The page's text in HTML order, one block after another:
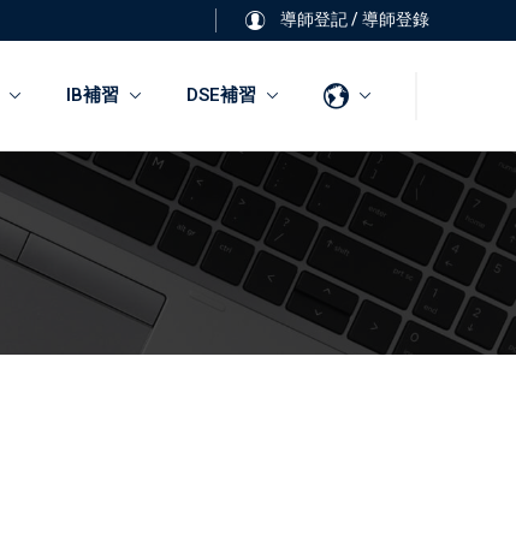
導師登記/導師登錄
IB補習 DSE補習